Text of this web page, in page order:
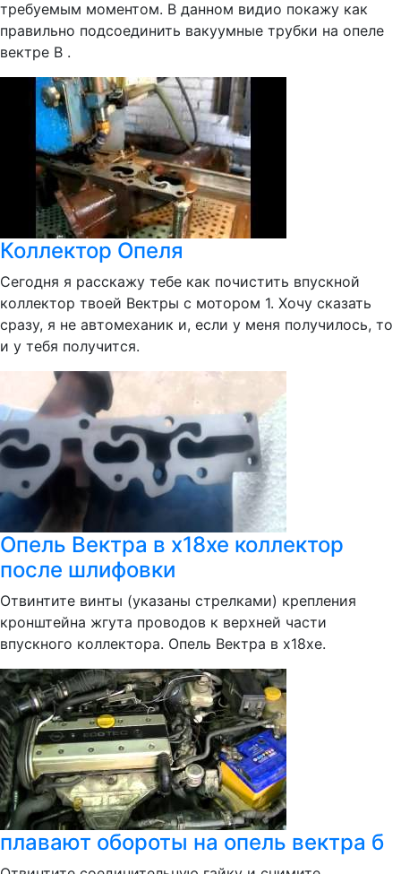
требуемым моментом. В данном видио покажу как
правильно подсоединить вакуумные трубки на опеле
вектре В .
Коллектор Опеля
Сегодня я расскажу тебе как почистить впускной
коллектор твоей Вектры с мотором 1. Хочу сказать
сразу, я не автомеханик и, если у меня получилось, то
и у тебя получится.
Опель Вектра в x18xe коллектор
после шлифовки
Отвинтите винты (указаны стрелками) крепления
кронштейна жгута проводов к верхней части
впускного коллектора. Опель Вектра в x18xe.
плавают обороты на опель вектра б